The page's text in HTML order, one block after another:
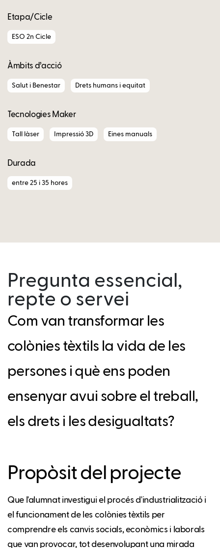
Etapa/Cicle
ESO 2n Cicle
Àmbits d’acció
Salut i Benestar Drets humans i equitat
Tecnologies Maker
Tall làser Impressió 3D Eines manuals
Durada
entre 25 i 35 hores
Pregunta essencial,
repte o servei
Com van transformar les
colònies tèxtils la vida de les
persones i què ens poden
ensenyar avui sobre el treball,
els drets i les desigualtats?
Propòsit del projecte
Que l'alumnat investigui el procés d'industrialització i
el funcionament de les colònies tèxtils per
comprendre els canvis socials, econòmics i laborals
que van provocar, tot desenvolupant una mirada